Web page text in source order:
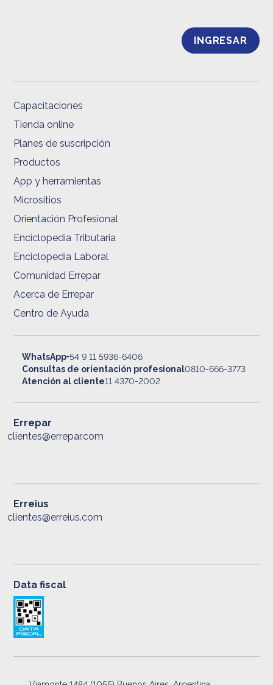
INGRESAR
Capacitaciones
Tienda online
Planes de suscripción
Productos
App y herramientas
Micrositios
Orientación Profesional
Enciclopedia Tributaria
Enciclopedia Laboral
Comunidad Errepar
Acerca de Errepar
Centro de Ayuda
WhatsApp+54 9 11 5936-6406
Consultas de orientación profesional0810-666-3773
Atención al cliente11 4370-2002
Errepar
clientes@errepar.com
Erreius
clientes@erreius.com
Data fiscal